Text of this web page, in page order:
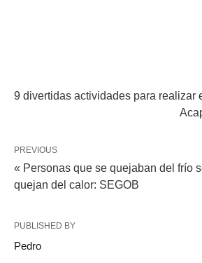
9 divertidas actividades para realizar
PREVIOUS
« Personas que se quejaban del frío
quejan del calor: SEGOB
PUBLISHED BY
Pedro